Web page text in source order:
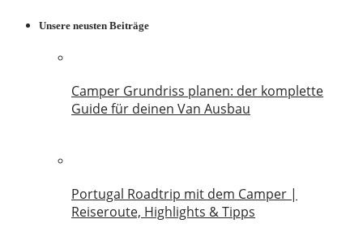
Unsere neusten Beiträge
Camper Grundriss planen: der komplette
Guide für deinen Van Ausbau
Portugal Roadtrip mit dem Camper |
Reiseroute, Highlights & Tipps